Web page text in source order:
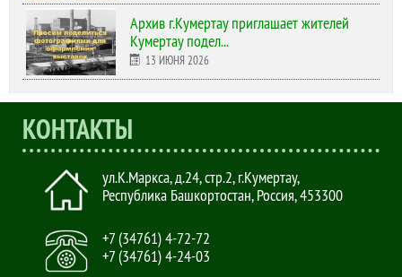
Архив г.Кумертау приглашает жителей
Кумертау подел...
13 ИЮНЯ 2026
КОНТАКТЫ
ул.К.Маркса, д.24, стр.2,г.Кумертау,
Республика Башкортостан, Россия,453300
+7 (34761) 4-72-72
+7 (34761) 4-24-03